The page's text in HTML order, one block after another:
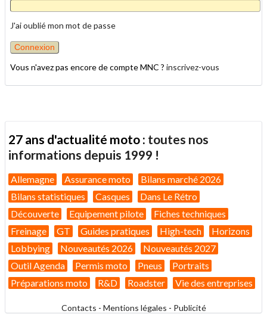
J'ai oublié mon mot de passe
Vous n'avez pas encore de compte MNC ? inscrivez-vous
27 ans d'actualité moto : toutes nos
informations depuis 1999 !
Allemagne Assurance moto
Bilans marché 2026
Bilans statistiques
Casques
Dans Le Rétro
Découverte
Equipement pilote
Fiches techniques
Freinage
GT Guides pratiques High-tech
Horizons
Lobbying
Nouveautés 2026
Nouveautés 2027
Outil Agenda
Permis moto Pneus
Portraits
Préparations moto
R&D Roadster Vie des entreprises
Contacts - Mentions légales - Publicité